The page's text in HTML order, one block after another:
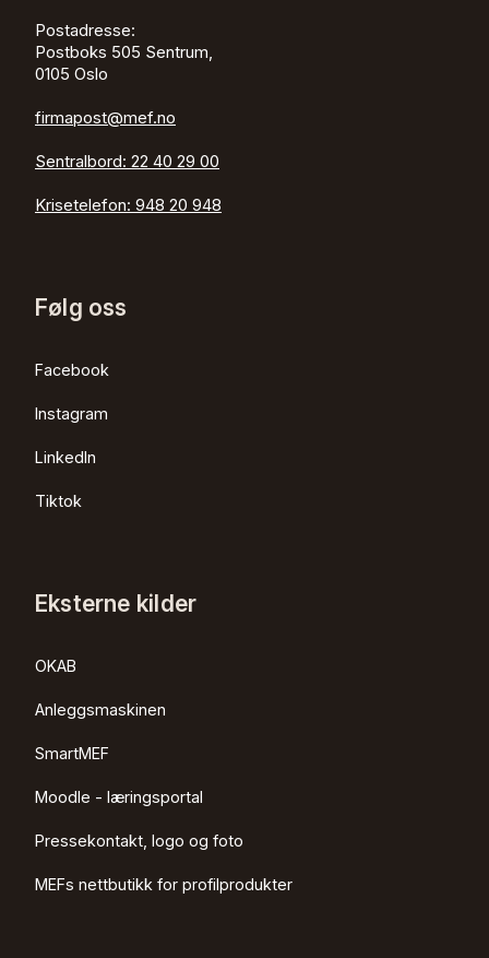
Postadresse:
Postboks 505 Sentrum,
0105 Oslo
firmapost@mef.no
Sentralbord: 22 40 29 00
Krisetelefon: 948 20 948
Følg oss
Facebook
Instagram
LinkedIn
Tiktok
Eksterne kilder
OKAB
Anleggsmaskinen
SmartMEF
Moodle - læringsportal
Pressekontakt, logo og foto
MEFs nettbutikk for profilprodukter